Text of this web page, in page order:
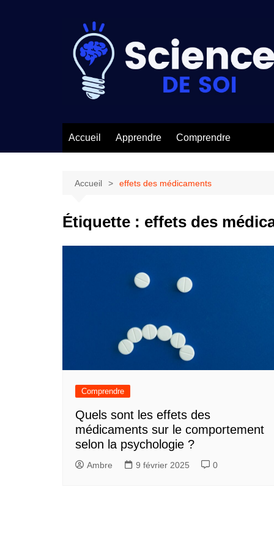
Accueil Apprendre Comprendre
Accueil effets des médicaments
Étiquette : effets des
Comprendre
Quels sont les effets des
médicaments sur le comportement
selon la psychologie ?
Ambre 9 février 2025 0